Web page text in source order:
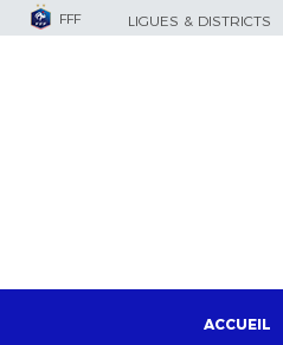
FFF LIGUES & DISTRICTS
ACCUEIL